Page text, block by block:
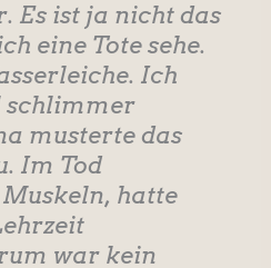
Es ist ja nicht das
eine Tote sehe.
Ich
schlimmer
musterte das
Im Tod
hatte
war kein